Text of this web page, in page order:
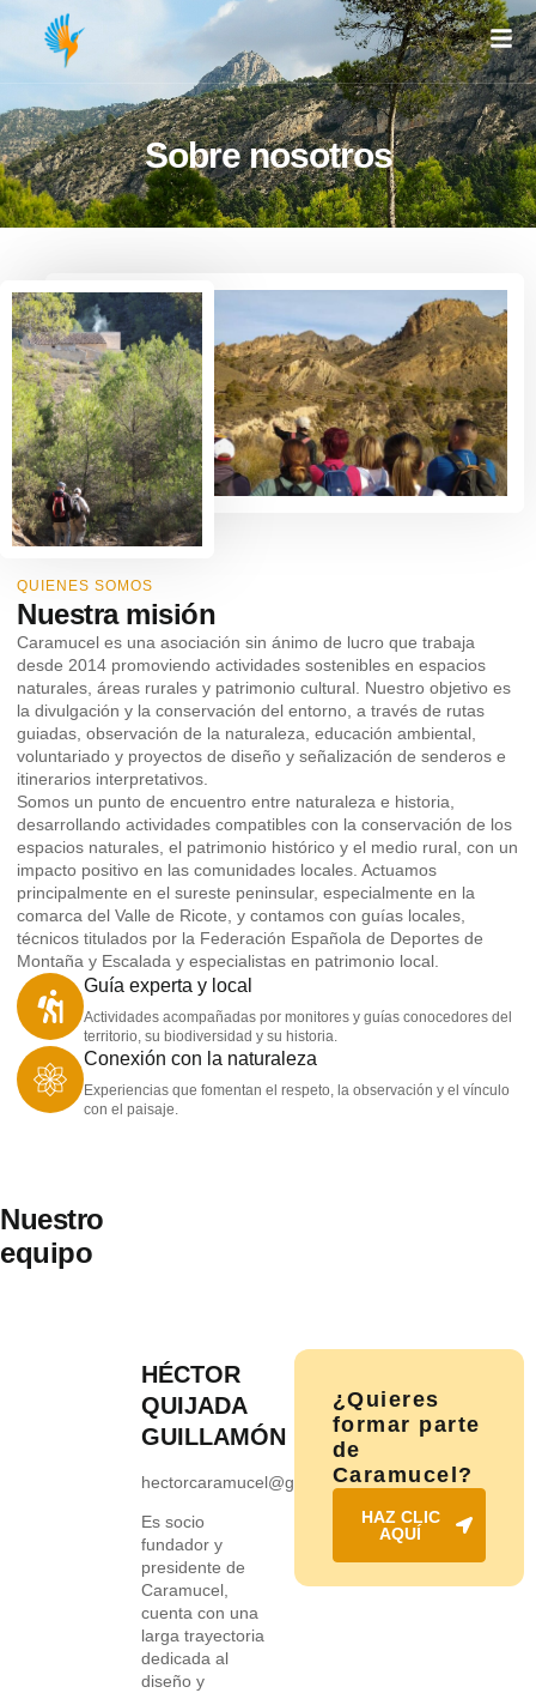
Sobre nosotros
QUIENES SOMOS
Nuestra misión
Caramucel es una asociación sin ánimo de lucro que trabaja
desde 2014 promoviendo actividades sostenibles en espacios
naturales, áreas rurales y patrimonio cultural. Nuestro objetivo es
la divulgación y la conservación del entorno, a través de rutas
guiadas, observación de la naturaleza, educación ambiental,
voluntariado y proyectos de diseño y señalización de senderos e
itinerarios interpretativos.
Somos un punto de encuentro entre naturaleza e historia,
desarrollando actividades compatibles con la conservación de los
espacios naturales, el patrimonio histórico y el medio rural, con un
impacto positivo en las comunidades locales. Actuamos
principalmente en el sureste peninsular, especialmente en la
comarca del Valle de Ricote, y contamos con guías locales,
técnicos titulados por la Federación Española de Deportes de
Montaña y Escalada y especialistas en patrimonio local.
Guía experta y local
Actividades acompañadas por monitores y guías conocedores del
territorio, su biodiversidad y su historia.
Conexión con la naturaleza
Experiencias que fomentan el respeto, la observación y el vínculo
con el paisaje.
Nuestro
equipo
HÉCTOR
QUIJADA
GUILLAMÓN
hectorcaramucel@gmail.com
Es socio
fundador y
presidente de
Caramucel,
cuenta con una
larga trayectoria
dedicada al
diseño y
¿Quieres
formar parte
de
Caramucel?
HAZ CLIC
AQUÍ